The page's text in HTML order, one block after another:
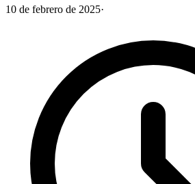
10 de febrero de 2025·